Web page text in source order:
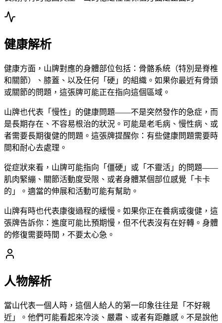
健康解析
健康方面，山牌對應的身體部位包括：骨骼系統（特別是脊椎
和關節）、膝蓋、以及任何「硬」的組織。如果你最近有骨頭
或關節的問題，這張牌可能正在指向這個區域。
山牌也代表「慢性」的健康問題——不是突然發作的急症，而
是長期存在、不容易根治的狀況。可能是老毛病、慢性病、或
者需要長期復健的問題。這張牌提醒你：有些健康問題需要時
間和耐心去處理。
從症狀來看，山牌可能指向「僵硬」或「不靈活」的問題——
肌肉緊繃、關節活動度受限、或者身體某個部位感覺「卡卡
的」。適當的伸展和活動可能有幫助。
山牌有時也代表康復過程的緩慢。如果你正在養病或復健，這
張牌告訴你：進度可能比預期慢，但不代表沒有在好轉。身體
的修復需要時間，不要太心急。
人物解析
當山代表一個人時，這個人給人的第一印象往往是「不好親
近」。他們可能看起來冷淡、嚴肅、或者有距離感。不是說他